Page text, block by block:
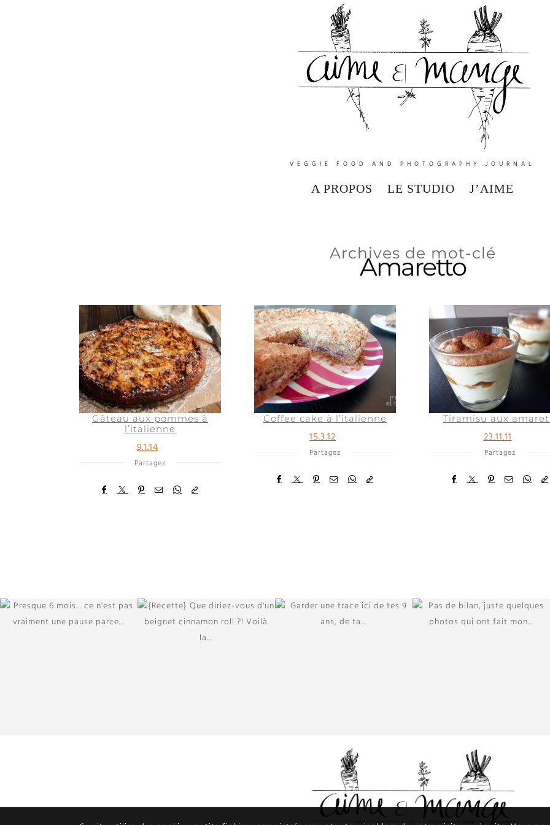
VEGGIE FOOD AND PHOTOGRAPHY JOURNAL
A PROPOS LE STUDIO J’AIME
Archives de mot-clé
Amaretto
Gâteau aux pommes à
l’italienne
9.1.14
Partagez
Coffee cake à l’italienne
15.3.12
Partagez
Tiramisu aux
23.11.11
Partagez